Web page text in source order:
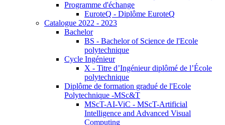
Programme d'échange
EuroteQ - Diplôme EuroteQ
Catalogue 2022 - 2023
Bachelor
BS - Bachelor of Science de l'Ecole
polytechnique
Cycle Ingénieur
X - Titre d’Ingénieur diplômé de l’École
polytechnique
Diplôme de formation gradué de l'Ecole
Polytechnique -MSc&T
MScT-AI-ViC - MScT-Artificial
Intelligence and Advanced Visual
Computing